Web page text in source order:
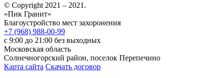
© Copyright 2021 – 2021.
«Пик Гранит»
Благоустройство мест захоронения
+7 (968) 988-00-99
с 9:00 до 21:00 без выходных
Московская область
Солнечногорский район, поселок Перепечино
Карта сайта Скачать договор